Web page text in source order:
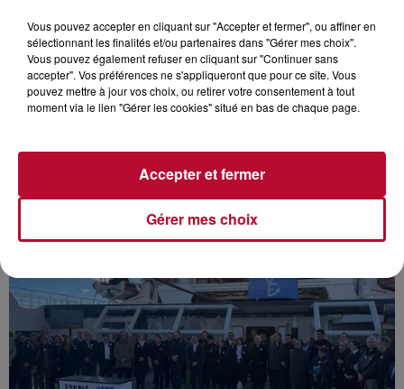
LA RÉGION OCCITANIE MOBILISÉE SUR LES
ÉCONOMIES D’ÉNERGIE DANS SES...
Vous pouvez accepter en cliquant sur "Accepter et fermer", ou affiner en
sélectionnant les finalités et/ou partenaires dans "Gérer mes choix".
Vous pouvez également refuser en cliquant sur "Continuer sans
accepter". Vos préférences ne s'appliqueront que pour ce site. Vous
pouvez mettre à jour vos choix, ou retirer votre consentement à tout
moment via le lien "Gérer les cookies" situé en bas de chaque page.
Gérer mes choix
Accepter et fermer